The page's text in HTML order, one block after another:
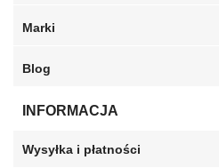
Marki
Blog
INFORMACJA
Wysyłka i płatności